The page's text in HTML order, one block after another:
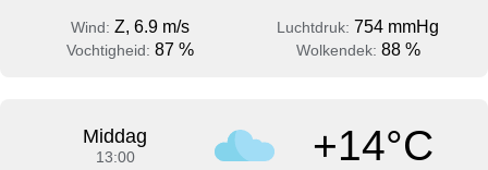
Wind: Z, 6.9 m/s Luchtdruk: 754 mmHg
Vochtigheid: 87 % Wolkendek: 88 %
Middag
13:00 +14°C